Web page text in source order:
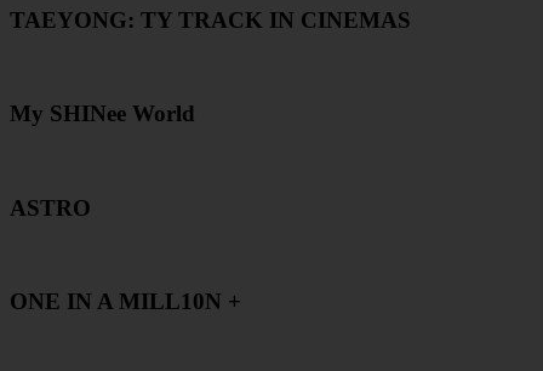
TAEYONG: TY TRACK IN CINEMAS
My SHINee World
ASTRO
ONE IN A MILL10N +